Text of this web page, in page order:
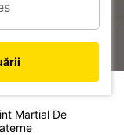
Martial De